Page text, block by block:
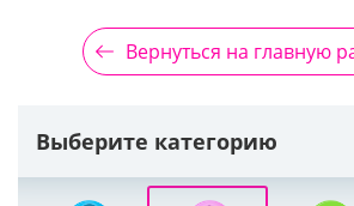
Вернуться на главную
Выберите категорию